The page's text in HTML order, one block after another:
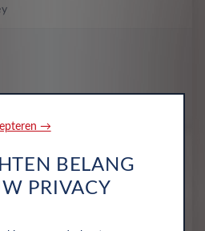
96kW Auto
→
BELANG
PRIVACY